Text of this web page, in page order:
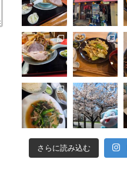
さらに読み込む